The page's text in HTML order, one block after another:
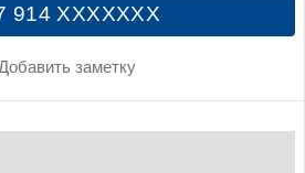
914 XXXXXXX
Добавить заметку